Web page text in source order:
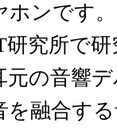
ンです。
究所で
の音響
融合す